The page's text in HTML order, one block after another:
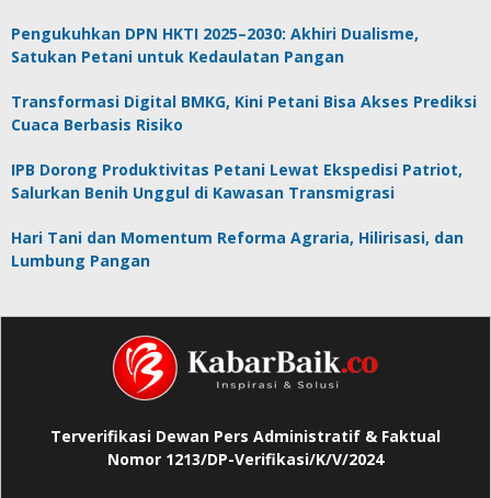
Pengukuhkan DPN HKTI 2025–2030: Akhiri Dualisme,
Satukan Petani untuk Kedaulatan Pangan
Transformasi Digital BMKG, Kini Petani Bisa Akses Prediksi
Cuaca Berbasis Risiko
IPB Dorong Produktivitas Petani Lewat Ekspedisi Patriot,
Salurkan Benih Unggul di Kawasan Transmigrasi
Hari Tani dan Momentum Reforma Agraria, Hilirisasi, dan
Lumbung Pangan
Terverifikasi Dewan Pers Administratif & Faktual
Nomor 1213/DP-Verifikasi/K/V/2024